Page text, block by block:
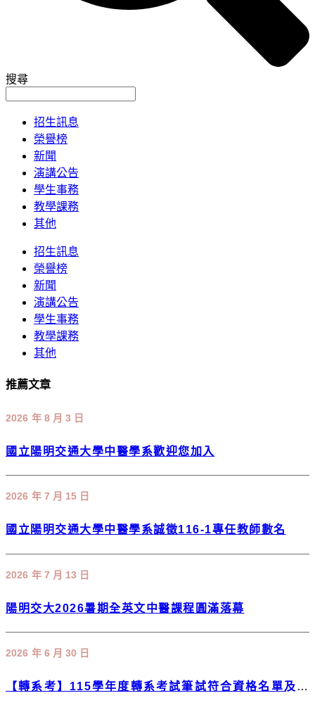
搜尋
招生訊息
榮譽榜
新聞
演講公告
學生事務
教學課務
其他
招生訊息
榮譽榜
新聞
演講公告
學生事務
教學課務
其他
推薦文章
2026 年 8 月 3 日
國立陽明交通大學中醫學系歡迎您加入
2026 年 7 月 15 日
國立陽明交通大學中醫學系誠徵116-1專任教師數名
2026 年 7 月 13 日
陽明交大2026暑期全英文中醫課程圓滿落幕
2026 年 6 月 30 日
【轉系考】115學年度轉系考試筆試符合資格名單及注